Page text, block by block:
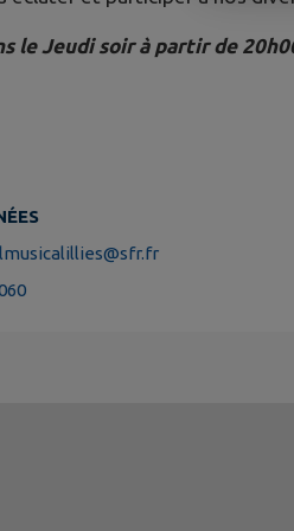
le Jeudi soirà partir de